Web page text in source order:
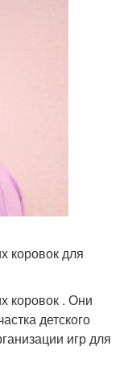
коровок для
коровок . Они
детского
игр для